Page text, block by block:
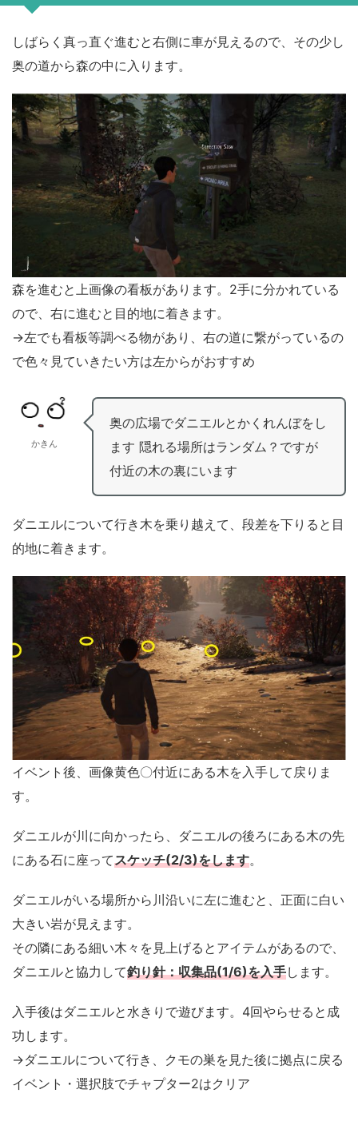
しばらく真っ直ぐ進むと右側に車が見えるので、その少し
奥の道から森の中に入ります。
森を進むと上画像の看板があります。2手に分かれている
ので、右に進むと目的地に着きます。
→左でも看板等調べる物があり、右の道に繋がっているの
で色々見ていきたい方は左からがおすすめ
かきん
奥の広場でダニエルとかくれんぼをし
ます 隠れる場所はランダム？ですが
付近の木の裏にいます
ダニエルについて行き木を乗り越えて、段差を下りると目
的地に着きます。
イベント後、画像黄色〇付近にある木を入手して戻りま
す。
ダニエルが川に向かったら、ダニエルの後ろにある木の先
にある石に座ってスケッチ(2/3)をします。
ダニエルがいる場所から川沿いに左に進むと、正面に白い
大きい岩が見えます。
その隣にある細い木々を見上げるとアイテムがあるので、
ダニエルと協力して釣り針：収集品(1/6)を入手します。
入手後はダニエルと水きりで遊びます。4回やらせると成
功します。
→ダニエルについて行き、クモの巣を見た後に拠点に戻る
イベント・選択肢でチャプター2はクリア